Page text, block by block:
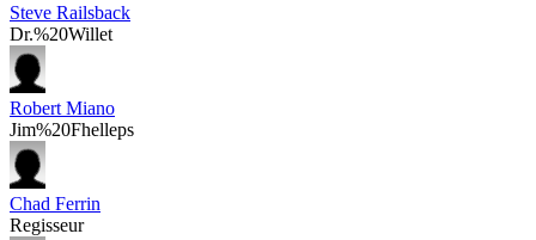
Steve Railsback
Dr.%20Willet
Robert Miano
Jim%20Fhelleps
Chad Ferrin
Regisseur